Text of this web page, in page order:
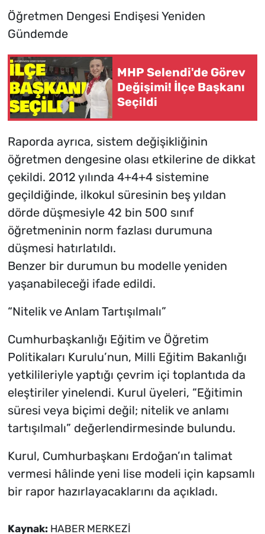
Öğretmen Dengesi Endişesi Yeniden
Gündemde
MHP Selendi'de Görev
Değişimi! İlçe Başkanı
Seçildi
Raporda ayrıca, sistem değişikliğinin
öğretmen dengesine olası etkilerine de dikkat
çekildi. 2012 yılında 4+4+4 sistemine
geçildiğinde, ilkokul süresinin beş yıldan
dörde düşmesiyle 42 bin 500 sınıf
öğretmeninin norm fazlası durumuna
düşmesi hatırlatıldı.
Benzer bir durumun bu modelle yeniden
yaşanabileceği ifade edildi.
“Nitelik ve Anlam Tartışılmalı”
Cumhurbaşkanlığı Eğitim ve Öğretim
Politikaları Kurulu’nun, Milli Eğitim Bakanlığı
yetkilileriyle yaptığı çevrim içi toplantıda da
eleştiriler yinelendi. Kurul üyeleri, “Eğitimin
süresi veya biçimi değil; nitelik ve anlamı
tartışılmalı” değerlendirmesinde bulundu.
Kurul, Cumhurbaşkanı Erdoğan’ın talimat
vermesi hâlinde yeni lise modeli için kapsamlı
bir rapor hazırlayacaklarını da açıkladı.
Kaynak: HABER MERKEZİ